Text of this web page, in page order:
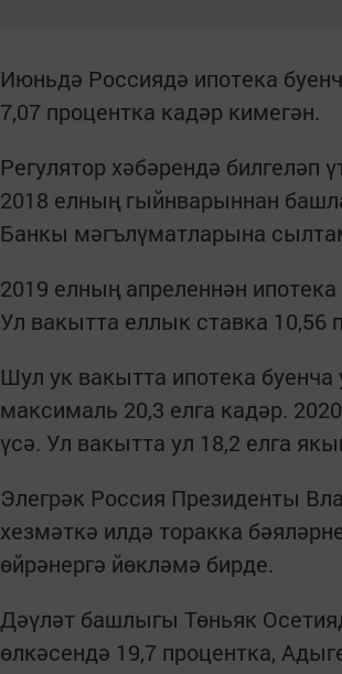
Июньдә Россиядә ипотека
7,07 процентка кадәр кимегән.
Регулятор хәбәрендә билгеләп
2018 елның гыйнварыннан
Банкы мәгълүматларына
2019 елның апреленнән
Ул вакытта еллык ставка 10,56
Шул ук вакытта ипотека
максималь 20,3 елга кадәр.
үсә. Ул вакытта ул 18,2 елга
Элегрәк Россия Президенты
хезмәткә илдә торакка
өйрәнергә йөкләмә бирде.
Дәүләт башлыгы Төньяк
өлкәсендә 19,7 процентка,